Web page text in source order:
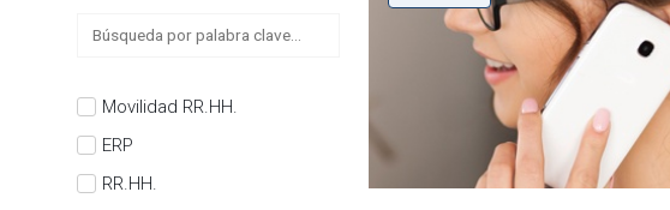
Movilidad RR.HH.
ERP
RR.HH.